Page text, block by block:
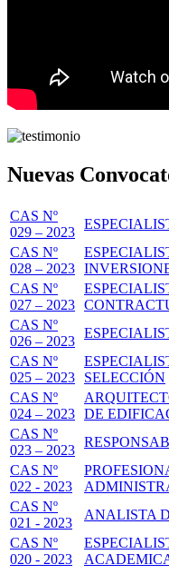
Nuevas
CAS Nº
029 – 2023
CAS Nº
028 – 2023
CAS Nº
027 – 2023
CAS Nº
026 – 2023
CAS Nº
025 – 2023
SELECCIÓN
CAS Nº
024 – 2023 DE
CAS Nº
023 – 2023
CAS Nº
022 - 2023
CAS Nº
021 - 2023
ANALISTA
CAS Nº
020 - 2023